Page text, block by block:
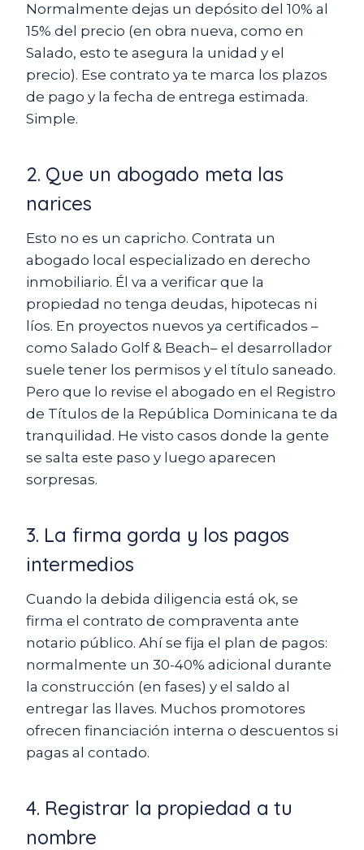
Normalmente dejas un depósito del 10% al
15% del precio (en obra nueva, como en
Salado, esto te asegura la unidad y el
precio). Ese contrato ya te marca los plazos
de pago y la fecha de entrega estimada.
Simple.
2. Que un abogado meta las
narices
Esto no es un capricho. Contrata un
abogado local especializado en derecho
inmobiliario. Él va a verificar que la
propiedad no tenga deudas, hipotecas ni
líos. En proyectos nuevos ya certificados –
como Salado Golf & Beach– el desarrollador
suele tener los permisos y el título saneado.
Pero que lo revise el abogado en el Registro
de Títulos de la República Dominicana te da
tranquilidad. He visto casos donde la gente
se salta este paso y luego aparecen
sorpresas.
3. La firma gorda y los pagos
intermedios
Cuando la debida diligencia está ok, se
firma el contrato de compraventa ante
notario público. Ahí se fija el plan de pagos:
normalmente un 30-40% adicional durante
la construcción (en fases) y el saldo al
entregar las llaves. Muchos promotores
ofrecen financiación interna o descuentos si
pagas al contado.
4. Registrar la propiedad a tu
nombre